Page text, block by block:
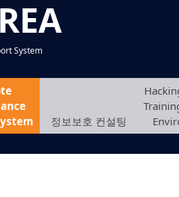
System
정보보호 컨설팅